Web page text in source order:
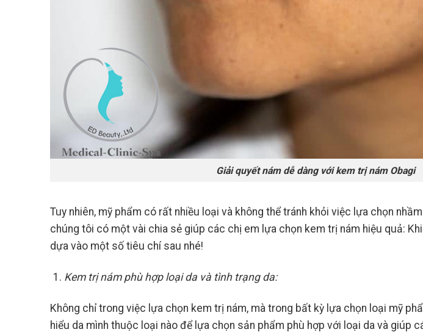
Giải quyết nám dễ dàng với kem trị nám Obagi
Tuy nhiên, mỹ phẩm có rất nhiều loại và không thể tránh khỏi việc lựa chọn
chúng tôi có một vài chia sẻ giúp các chị em lựa chọn kem trị nám hiệu quả:
dựa vào một số tiêu chí sau nhé!
Kem trị nám phù hợp loại da và tình trạng da:
Không chỉ trong việc lựa chọn kem trị nám, mà trong bất kỳ lựa chọn loại mỹ
hiểu da mình thuộc loại nào để lựa chọn sản phẩm phù hợp với loại da và giúp